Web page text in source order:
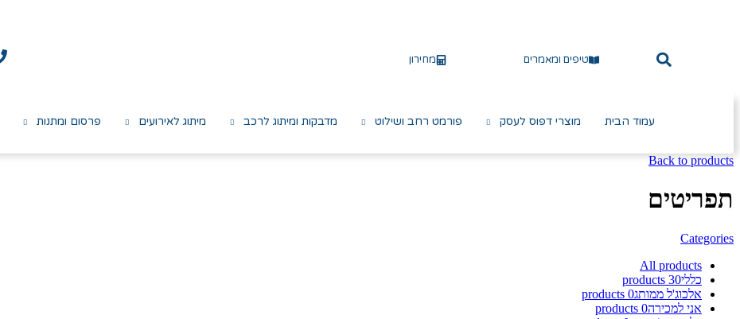
טיפים ומאמרים מחירון
עמוד הבית מוצרי דפוס לעסק פורמט רחב ושילוט מדבקות ומיתוג לרכב מיתוג לאירועים פרסום ומתנות
Back to products
תפריטים
Categories
All products
כללי30
products
אלכוג'ל ממותג0
products
אני למכירה0
products